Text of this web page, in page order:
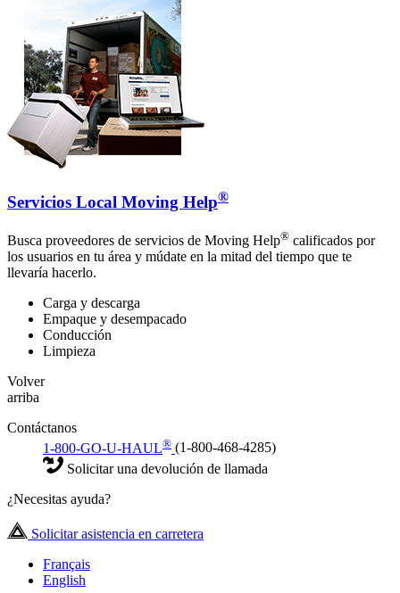
Servicios Local Moving Help®
Busca proveedores de servicios de Moving Help® calificados por
los usuarios en tu área y múdate en la mitad del tiempo que te
llevaría hacerlo.
Carga y descarga
Empaque y desempacado
Conducción
Limpieza
Volver
arriba
Contáctanos
1-800-GO-U-HAUL® (1-800-468-4285)
Solicitar una devolución de llamada
¿Necesitas ayuda?
Solicitar asistencia en carretera
Français
English